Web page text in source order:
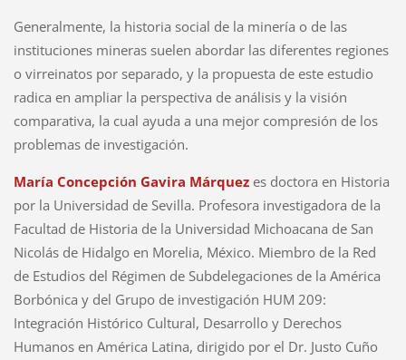
Generalmente, la historia social de la minería o de las
instituciones mineras suelen abordar las diferentes regiones
o virreinatos por separado, y la propuesta de este estudio
radica en ampliar la perspectiva de análisis y la visión
comparativa, la cual ayuda a una mejor compresión de los
problemas de investigación.
María Concepción Gavira Márquez es doctora en Historia
por la Universidad de Sevilla. Profesora investigadora de la
Facultad de Historia de la Universidad Michoacana de San
Nicolás de Hidalgo en Morelia, México. Miembro de la Red
de Estudios del Régimen de Subdelegaciones de la América
Borbónica y del Grupo de investigación HUM 209:
Integración Histórico Cultural, Desarrollo y Derechos
Humanos en América Latina, dirigido por el Dr. Justo Cuño